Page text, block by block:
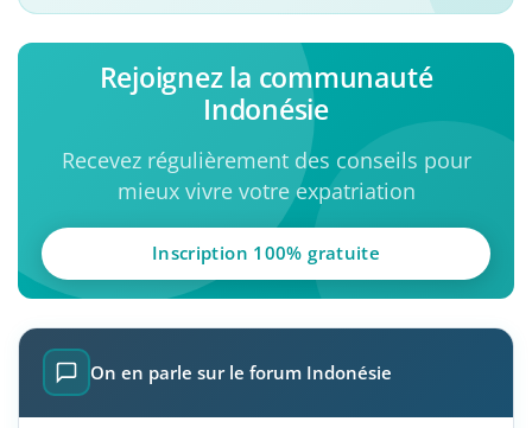
Rejoignez la communauté
Indonésie
Recevez régulièrement des conseils pour
mieux vivre votre expatriation
Inscription 100% gratuite
On en parle sur le forum Indonésie